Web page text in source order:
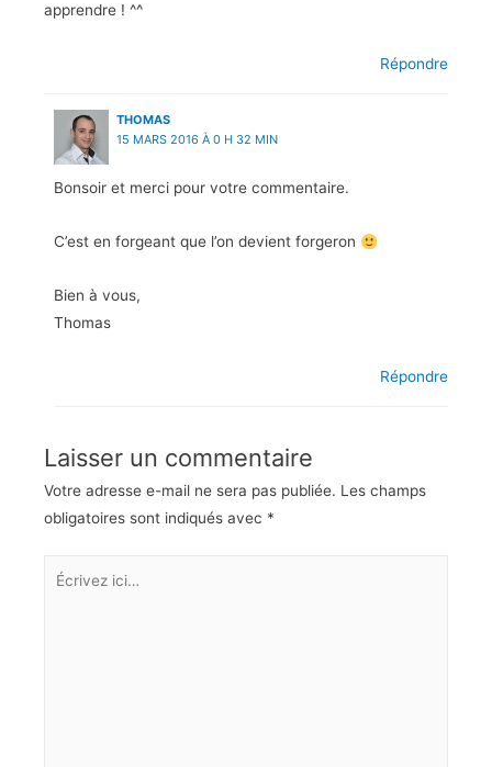
apprendre ! ^^
Répondre
THOMAS
15 MARS 2016 À 0 H 32 MIN
Bonsoir et merci pour votre commentaire.
C’est en forgeant que l’on devient forgeron
Bien à vous,
Thomas
Répondre
Laisser un commentaire
Votre adresse e-mail ne sera pas publiée. Les champs
obligatoires sont indiqués avec *